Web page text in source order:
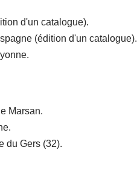
d'un catalogue).
(édition d'un catalogue).
Marsan.
du Gers (32).